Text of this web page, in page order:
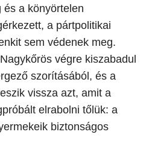
és a könyörtelen
a pártpolitikai
sem védenek meg.
végre kiszabadul
szorításából, és a
vissza azt, amit a
elrabolni tőlük: a
biztonságos